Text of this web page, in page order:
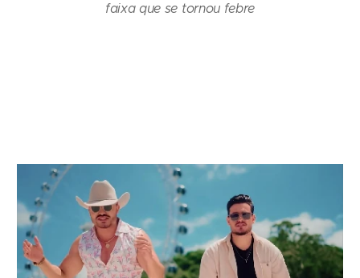
faixa que se tornou febre